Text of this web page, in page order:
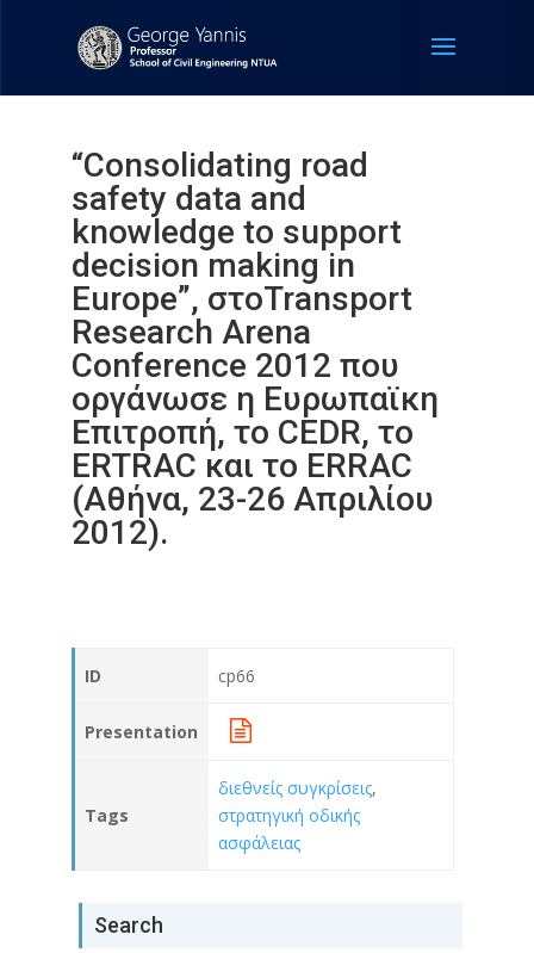
“Consolidating road
safety data and
knowledge to support
decision making in
Europe”, στοTransport
Research Arena
Conference 2012 που
οργάνωσε η Ευρωπαϊκη
Επιτροπή, το CEDR, το
ERTRAC και το ERRAC
(Αθήνα, 23-26 Απριλίου
2012).
ID cp66
Presentation
Tags
διεθνείς συγκρίσεις,
στρατηγική οδικής
ασφάλειας
Search